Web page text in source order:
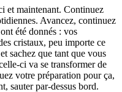
et maintenant. Continuez
Avancez, continuez
été donnés : vos
cristaux, peu importe ce
sachez que tant que vous
ci va se transformer de
votre préparation pour ça,
sauter par-dessus bord.